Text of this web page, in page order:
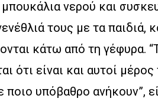
νερού και
τους με τα
κάτω από τη γέφυρα.
ότι είναι και αυτοί
υπόβαθρο ανήκουν”,